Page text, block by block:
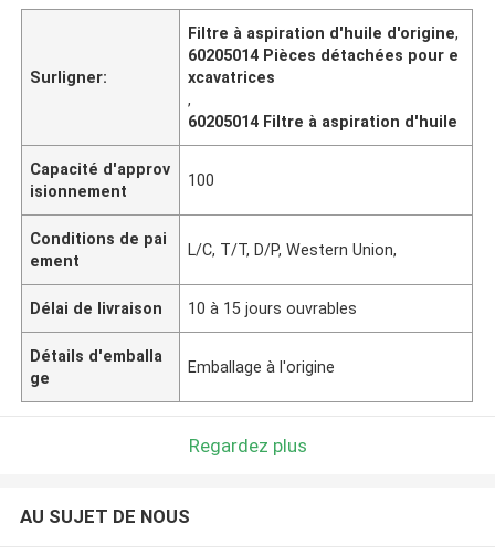
Surligner:
Filtre à aspiration d'huile d'origine,
60205014 Pièces détachées pour e
xcavatrices
,
60205014 Filtre à aspiration d'huile
Capacité d'approv
isionnement
100
Conditions de pai
ement
L/C, T/T, D/P, Western Union,
Délai de livraison 10 à 15 jours ouvrables
Détails d'emballa
ge
Emballage à l'origine
Regardez plus
AU SUJET DE NOUS